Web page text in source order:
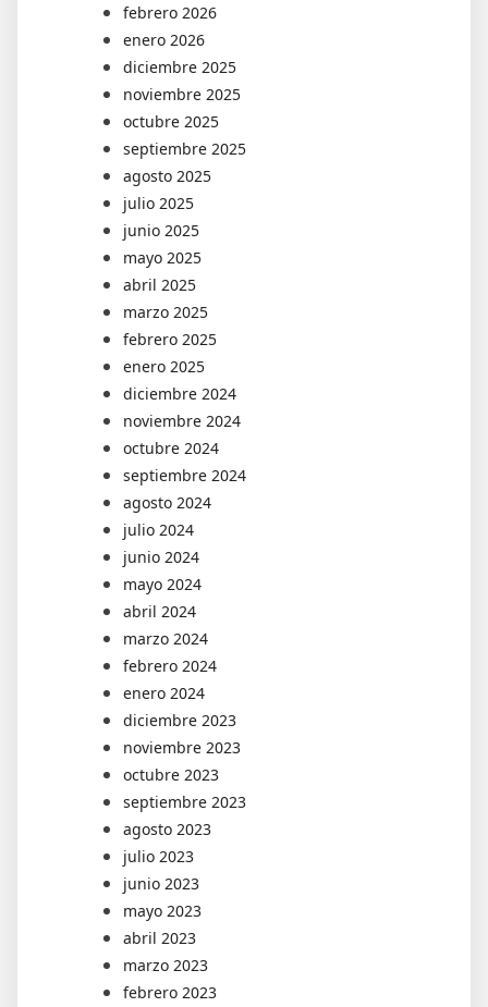
febrero 2026
enero 2026
diciembre 2025
noviembre 2025
octubre 2025
septiembre 2025
agosto 2025
julio 2025
junio 2025
mayo 2025
abril 2025
marzo 2025
febrero 2025
enero 2025
diciembre 2024
noviembre 2024
octubre 2024
septiembre 2024
agosto 2024
julio 2024
junio 2024
mayo 2024
abril 2024
marzo 2024
febrero 2024
enero 2024
diciembre 2023
noviembre 2023
octubre 2023
septiembre 2023
agosto 2023
julio 2023
junio 2023
mayo 2023
abril 2023
marzo 2023
febrero 2023